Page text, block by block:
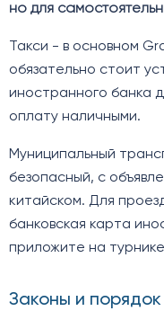
но для
Такси - в основном
обязательно стоит
иностранного банка
оплату наличными.
Mуниципальный
безопасный, с
китайском. Для
банковская карта
приложите на
Законы и порядок